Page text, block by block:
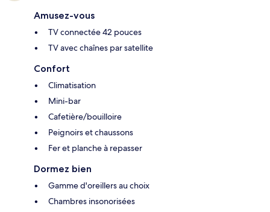
Amusez-vous
TV connectée 42 pouces
TV avec chaînes par satellite
Confort
Climatisation
Mini-bar
Cafetière/bouilloire
Peignoirs et chaussons
Fer et planche à repasser
Dormez bien
Gamme d'oreillers au choix
Chambres insonorisées